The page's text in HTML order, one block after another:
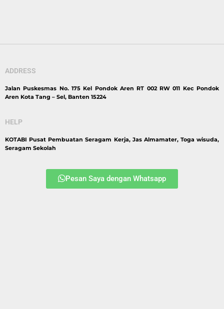
ADDRESS
Jalan Puskesmas No. 175 Kel Pondok Aren RT 002 RW 011 Kec Pondok
Aren Kota Tang – Sel, Banten 15224
HELP
KOTABI Pusat Pembuatan Seragam Kerja, Jas Almamater, Toga wisuda,
Seragam Sekolah
Pesan Saya dengan Whatsapp